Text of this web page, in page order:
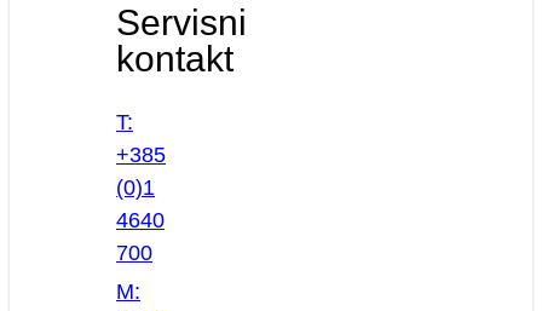
Servisni
kontakt
T:
+385
(0)1
4640
700
M: